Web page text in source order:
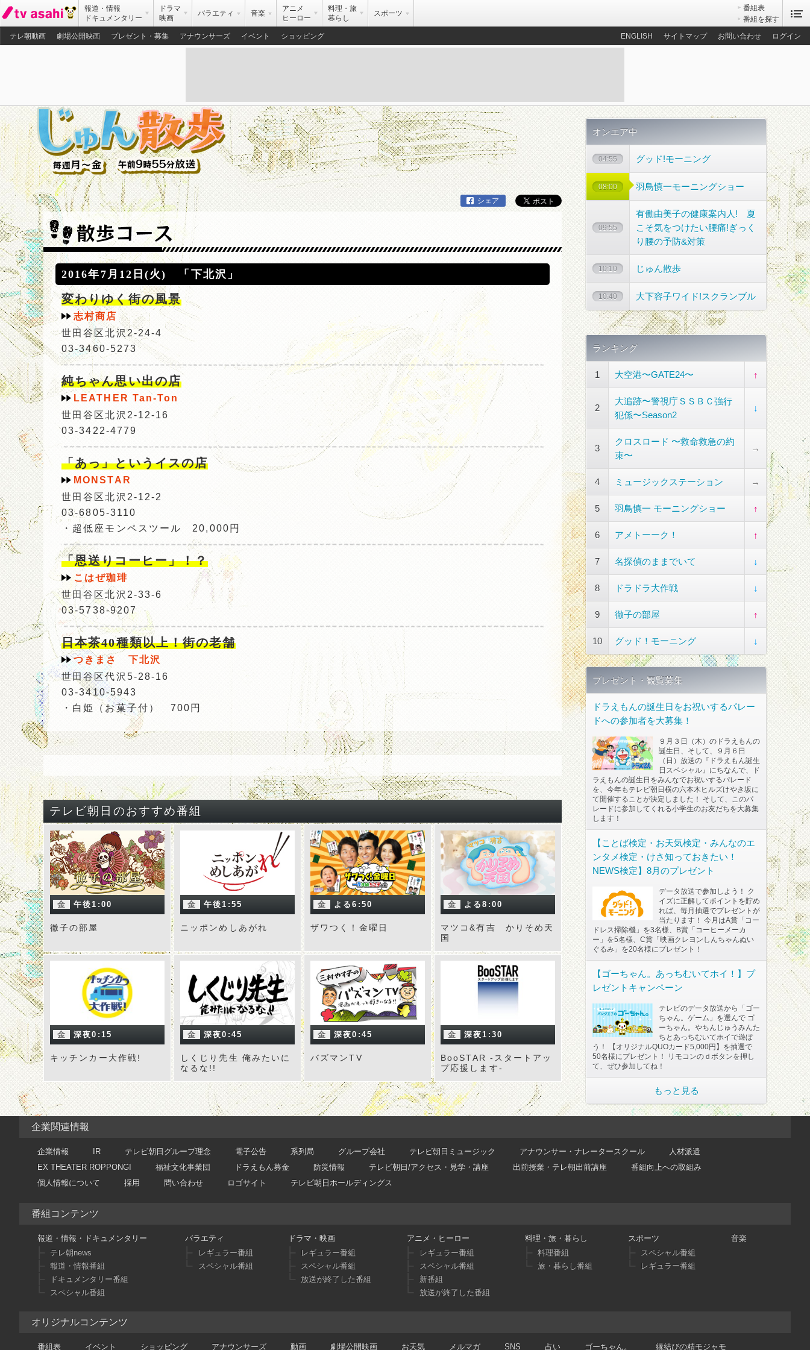
報道・情報
ドキュメンタリー
ドラマ
映画
バラエティ 音楽
アニメ
ヒーロー
料理・旅
暮らし
スポーツ
番組表
番組を探す
テレ朝動画
劇場公開映画 プレゼント・募集 アナウンサーズ イベント ショッピング ENGLISH サイトマップ お問い合わせ ログイン
シェア
散歩コース
2016年7月12日(火) 「下北沢」
変わりゆく街の風景
志村商店
世田谷区北沢2-24-4
03-3460-5273
純ちゃん思い出の店
LEATHER Tan‐Ton
世田谷区北沢2-12-16
03-3422-4779
「あっ」というイスの店
MONSTAR
世田谷区北沢2-12-2
03-6805-3110
・超低座モンペスツール 20,000円
「恩送りコーヒー」！？
こはぜ珈琲
世田谷区北沢2-33-6
03-5738-9207
日本茶40種類以上！街の老舗
つきまさ 下北沢
世田谷区代沢5-28-16
03-3410-5943
・白姫（お菓子付） 700円
テレビ朝日のおすすめ番組
金 午後1:00
徹子の部屋
金 午後1:55
ニッポンめしあがれ
金 よる6:50
ザワつく！金曜日
金 よる8:00
マツコ&有吉 かりそめ天
国
金 深夜0:15
キッチンカー大作戦!
金 深夜0:45
しくじり先生 俺みたいに
なるな!!
金 深夜0:45
バズマンTV
金 深夜1:30
BooSTAR -スタートアッ
プ応援します-
オンエア中
04:55 グッド!モーニング
08:00 羽鳥慎一モーニングショー
09:55
有働由美子の健康案内人! 夏
こそ気をつけたい腰痛!ぎっく
り腰の予防&対策
10:10 じゅん散歩
10:40 大下容子ワイド!スクランブル
ランキング
1 大空港〜GATE24〜 ↑
2
大追跡〜警視庁ＳＳＢＣ強行
犯係〜Season2
↓
3
クロスロード 〜救命救急の約
束〜
→
4 ミュージックステーション →
5 羽鳥慎一 モーニングショー ↑
6 アメトーーク！ ↑
7 名探偵のままでいて ↓
8 ドラドラ大作戦 ↓
9 徹子の部屋 ↑
10 グッド！モーニング ↓
プレゼント・観覧募集
ドラえもんの誕生日をお祝いするパレー
ドへの参加者を大募集！
９月３日（木）のドラえもんの
誕生日、そして、９月６日
（日）放送の『ドラえもん誕生
日スペシャル』にちなんで、ド
ラえもんの誕生日をみんなでお祝いするパレード
を、今年もテレビ朝日横の六本木ヒルズけやき坂に
て開催することが決定しました！ そして、このパ
レードに参加してくれる小学生のお友だちを大募集
します！
【ことば検定・お天気検定・みんなのエ
ンタメ検定・けさ知っておきたい！
NEWS検定】8月のプレゼント
データ放送で参加しよう！ ク
イズに正解してポイントを貯め
れば、毎月抽選でプレゼントが
当たります！ 今月はA賞「コー
ドレス掃除機」を3名様、B賞「コーヒーメーカ
ー」を5名様、C賞「映画クレヨンしんちゃんぬい
ぐるみ」を20名様にプレゼント！
【ゴーちゃん。あっちむいてホイ！】プ
レゼントキャンペーン
テレビのデータ放送から「ゴー
ちゃん。ゲーム」を選んで ゴ
ーちゃん。やちんじゅうみんた
ちとあっちむいてホイで遊ぼ
う！ 【オリジナルQUOカード5,000円】を抽選で
50名様にプレゼント！ リモコンのｄボタンを押し
て、ぜひ参加してね！
もっと見る
企業関連情報
企業情報 IR テレビ朝日グループ理念 電子公告 系列局 グループ会社 テレビ朝日ミュージック アナウンサー・ナレータースクール
人材派遣
EX THEATER ROPPONGI
福祉文化事業団 ドラえもん募金 防災情報 テレビ朝日/アクセス・見学・講座 出前授業・テレ朝出前講座
番組向上への取組み
個人情報について
採用 問い合わせ ロゴサイト テレビ朝日ホールディングス
番組コンテンツ
報道・情報・ドキュメンタリー
テレ朝news
報道・情報番組
ドキュメンタリー番組
スペシャル番組
バラエティ
レギュラー番組
スペシャル番組
ドラマ・映画
レギュラー番組
スペシャル番組
放送が終了した番組
アニメ・ヒーロー
レギュラー番組
スペシャル番組
新番組
放送が終了した番組
料理・旅・暮らし
料理番組
旅・暮らし番組
スポーツ
スペシャル番組
レギュラー番組
音楽
オリジナルコンテンツ
番組表 イベント ショッピング アナウンサーズ 動画 劇場公開映画 お天気 メルマガ SNS 占い ゴーちゃん。 縁結びの精モジャモ